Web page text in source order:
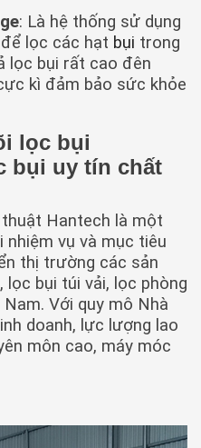
: Là hệ thống sử dụng
để lọc các hạt bụi trong
lọc bụi rất cao đên
kì đảm bảo sức khỏe
lọc bụi
bụi uy tín chất
Hantech là một
nhiệm vụ và mục tiêu
thị trường các sản
lọc bụi túi vải, lọc phòng
Với quy mô Nhà
doanh, lực lượng lao
môn cao, máy móc